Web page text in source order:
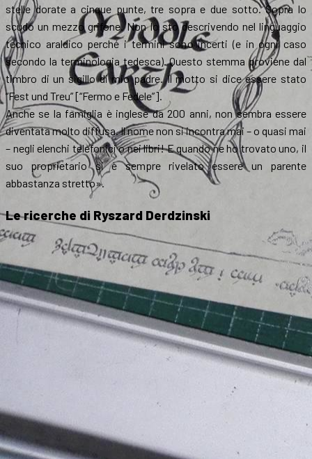
stelle dorate a cinque punte, tre sopra e due sotto. Sopra lo
scudo un mezzo grifone. Non lo sto descrivendo nel linguaggio
tecnico araldico perché i termini sono incerti (e in ogni caso
secondo la terminologia tedesca). Questo stemma proviene dal
timbro di un sigillo di mio padre. Il motto si dice essere stato
“Fest und Treu” [“Fermo e Fedele”].
Anche se la famiglia è inglese da 200 anni, non sembra essere
diventata molto diffusa. Il nome non si incontra mai – o quasi mai
– negli elenchi telefonici o nei libri! E quando ne ho trovato uno, il
suo proprietario si è sempre rivelato essere un parente
abbastanza stretto».
Le ricerche di Ryszard Derdzinski